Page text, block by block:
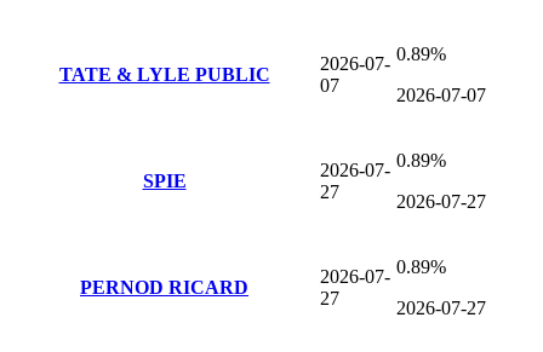
TATE & LYLE PUBLIC
2026-07-
07
0.89%
2026-07-07
SPIE
2026-07-
27
0.89%
2026-07-27
PERNOD RICARD
2026-07-
27
0.89%
2026-07-27